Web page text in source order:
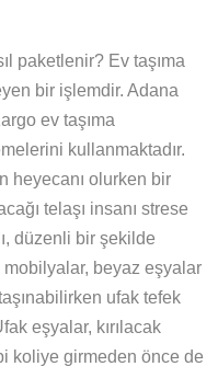
paketlenir? Ev taşıma
bir işlemdir. Adana
ev taşıma
kullanmaktadır.
heyecanı olurken bir
telaşı insanı strese
düzenli bir şekilde
mobilyalar, beyaz eşyalar
ufak tefek
eşyalar, kırılacak
koliye girmeden önce de